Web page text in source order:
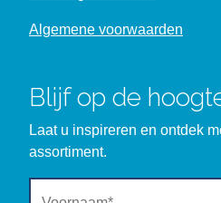
Algemene voorwaarden
Blijf op de
Laat u inspireren en ontdek
assortiment.